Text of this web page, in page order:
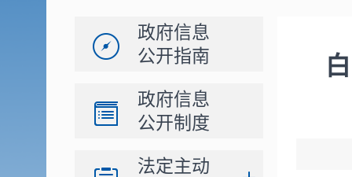
政府信息
公开指南
政府信息
公开制度
法定主动